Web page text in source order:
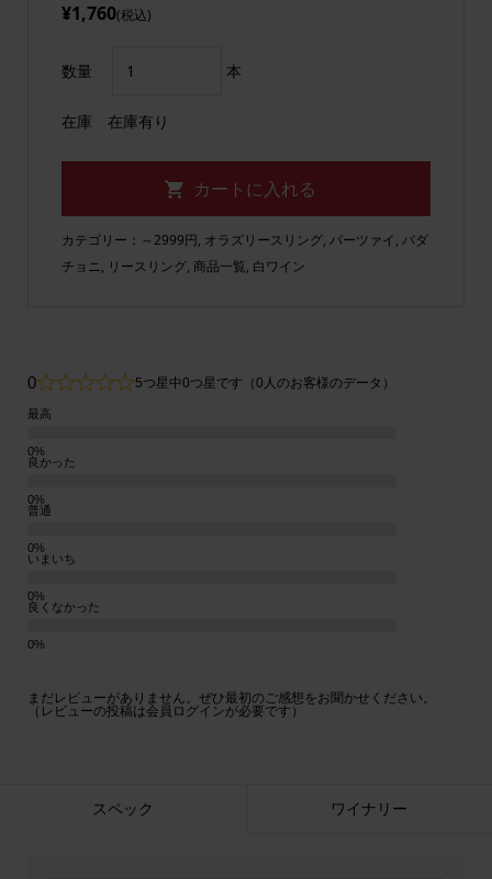
¥1,760(税込)
数量 本
在庫 在庫有り
カテゴリー： ～2999円, オラズリースリング, パーツァイ, バダ
チョニ, リースリング, 商品一覧, 白ワイン
0 5つ星中0つ星です（0人のお客様のデータ）
最高
良かった
普通
いまいち
良くなかった
まだレビューがありません。ぜひ最初のご感想をお聞かせください。
（レビューの投稿は会員ログインが必要です）
スペック ワイナリー